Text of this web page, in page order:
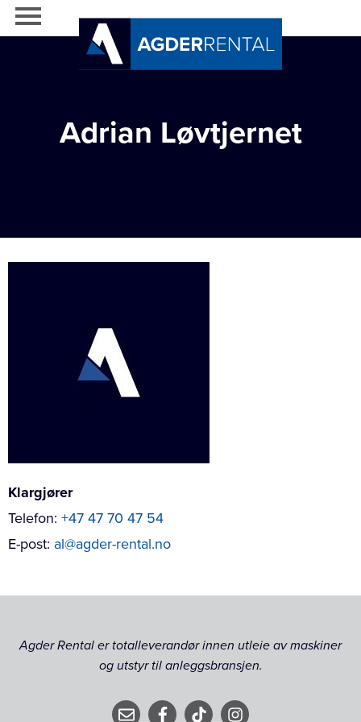
Adrian Løvtjernet
Klargjører
Telefon: +47 47 70 47 54
E-post: al@agder-rental.no
Agder Rental er totalleverandør innen utleie av maskiner
og utstyr til anleggsbransjen.